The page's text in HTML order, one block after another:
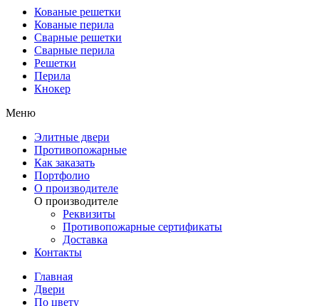
Кованые решетки
Кованые перила
Сварные решетки
Сварные перила
Решетки
Перила
Кнокер
Меню
Элитные двери
Противопожарные
Как заказать
Портфолио
О производителе
О производителе
Реквизиты
Противопожарные сертификаты
Доставка
Контакты
Главная
Двери
По цвету